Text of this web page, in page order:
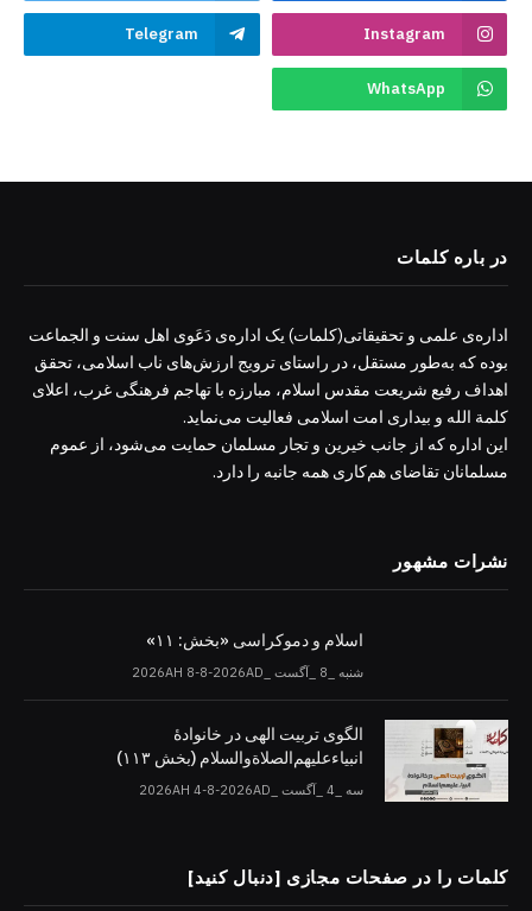
Instagram
Telegram
WhatsApp
در باره کلمات
اداره‌ی علمی و تحقیقاتی(کلمات) یک اداره‌ی دَعَوی اهل سنت و الجماعت
بوده که به‌طور مستقل، در راستای ترویج ارزش‌های ناب اسلامی، تحقق
اهداف رفیع شریعت مقدس اسلام، مبارزه با تهاجم فرهنگی غرب، اعلای
کلمة الله و بیداری امت اسلامی فعالیت می‌نماید.
این اداره که از جانب خیرین و تجار مسلمان حمایت می‌شود، از عموم
مسلمانان تقاضای هم‌کاری همه جانبه را دارد.
نشرات مشهور
اسلام و دموکراسی «بخش: ۱۱»
شنبه _8 _آگست _2026AH 8-8-2026AD
الگوی تربیت الهی در خانوادۀ
انبیاءعلیهم‌الصلاةو‌السلام (بخش ۱۱۳)
سه _4 _آگست _2026AH 4-8-2026AD
کلمات را در صفحات مجازی [دنبال کنید]